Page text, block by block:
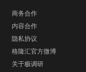
商务合作
内容合作
隐私协议
格隆汇官方微博
关于极调研